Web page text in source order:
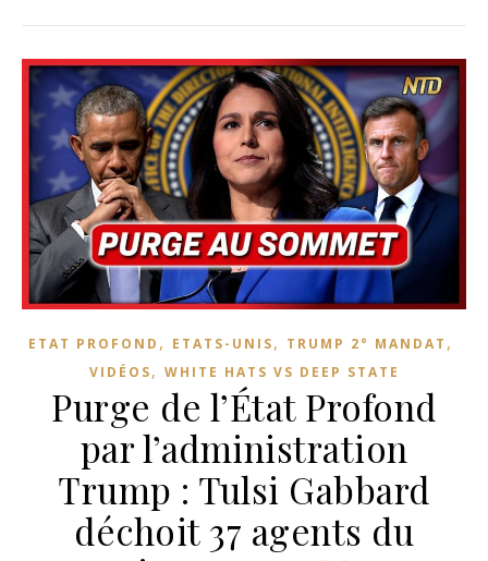
ETAT PROFOND , ETATS-UNIS, TRUMP 2° MANDAT ,
VIDÉOS, WHITE HATS VS DEEP STATE
Purge de l’État Profond
par l’administration
Trump : Tulsi Gabbard
déchoit 37 agents du